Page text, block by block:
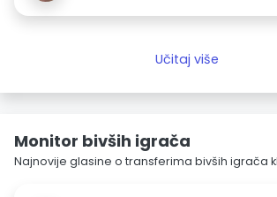
Učitaj više
Monitor bivših igrača
Najnovije glasine o transferima bivših igrača